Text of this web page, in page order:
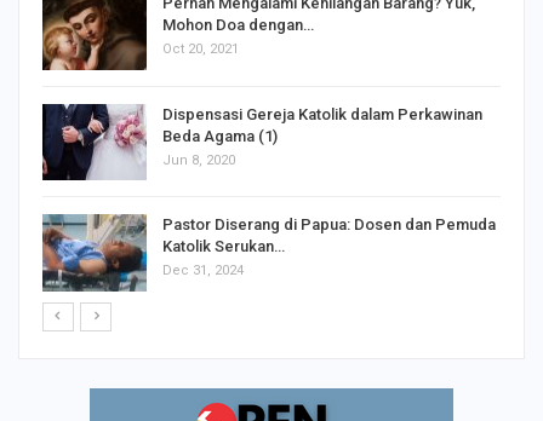
Mohon Doa dengan…
Oct 20, 2021
Dispensasi Gereja Katolik dalam Perkawinan
Beda Agama (1)
Jun 8, 2020
Pastor Diserang di Papua: Dosen dan Pemuda
Katolik Serukan…
Dec 31, 2024